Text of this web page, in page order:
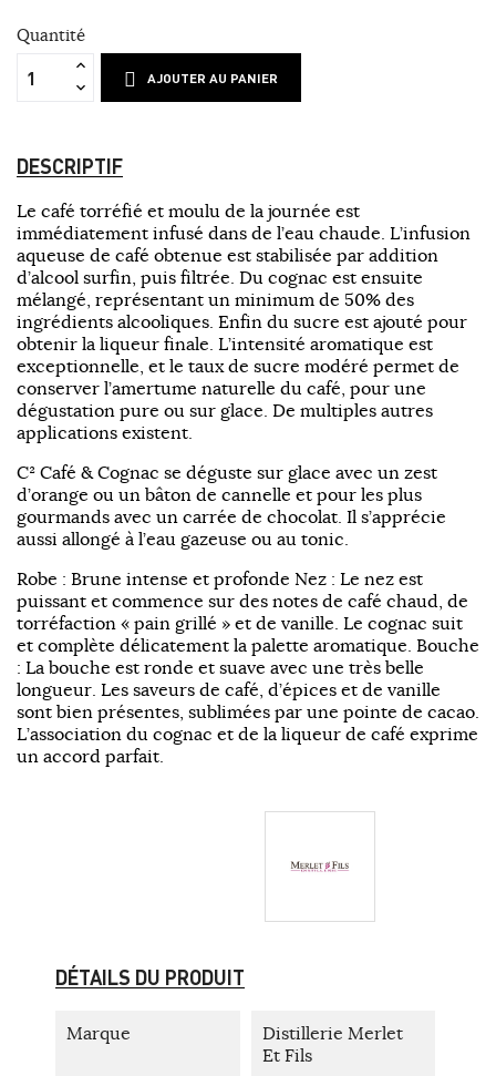
Quantité
AJOUTER AU PANIER
DESCRIPTIF
Le café torréfié et moulu de la journée est
immédiatement infusé dans de l’eau chaude. L’infusion
aqueuse de café obtenue est stabilisée par addition
d’alcool surfin, puis filtrée. Du cognac est ensuite
mélangé, représentant un minimum de 50% des
ingrédients alcooliques. Enfin du sucre est ajouté pour
obtenir la liqueur finale. L’intensité aromatique est
exceptionnelle, et le taux de sucre modéré permet de
conserver l’amertume naturelle du café, pour une
dégustation pure ou sur glace. De multiples autres
applications existent.
C² Café & Cognac se déguste sur glace avec un zest
d’orange ou un bâton de cannelle et pour les plus
gourmands avec un carrée de chocolat. Il s’apprécie
aussi allongé à l’eau gazeuse ou au tonic.
Robe : Brune intense et profonde Nez : Le nez est
puissant et commence sur des notes de café chaud, de
torréfaction « pain grillé » et de vanille. Le cognac suit
et complète délicatement la palette aromatique. Bouche
: La bouche est ronde et suave avec une très belle
longueur. Les saveurs de café, d’épices et de vanille
sont bien présentes, sublimées par une pointe de cacao.
L’association du cognac et de la liqueur de café exprime
un accord parfait.
DÉTAILS DU PRODUIT
Marque
Distillerie Merlet
Et Fils